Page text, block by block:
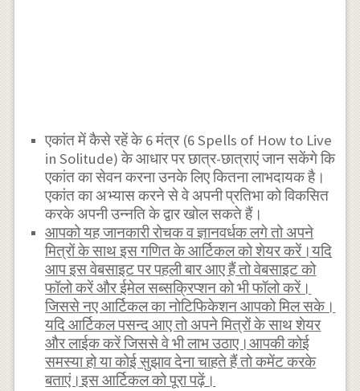
एकांत में कैसे रहें के 6 मंत्र (6 Spells of How to Live
in Solitude) के आधार पर छात्र-छात्राएं जान सकेंगे कि
एकांत का सेवन करना उनके लिए कितना लाभदायक है।
एकांत का अभ्यास करने से वे अपनी प्रतिभा को विकसित
करके अपनी उन्नति के द्वार खोल सकते हैं।
आपको यह जानकारी रोचक व ज्ञानवर्धक लगे तो अपने
मित्रों के साथ इस गणित के आर्टिकल को शेयर करें।यदि
आप इस वेबसाइट पर पहली बार आए हैं तो वेबसाइट को
फॉलो करें और ईमेल सब्सक्रिप्शन को भी फॉलो करें।
जिससे नए आर्टिकल का नोटिफिकेशन आपको मिल सके।
यदि आर्टिकल पसन्द आए तो अपने मित्रों के साथ शेयर
और लाईक करें जिससे वे भी लाभ उठाए।आपकी कोई
समस्या हो या कोई सुझाव देना चाहते हैं तो कमेंट करके
बताएं।इस आर्टिकल को पूरा पढ़ें।